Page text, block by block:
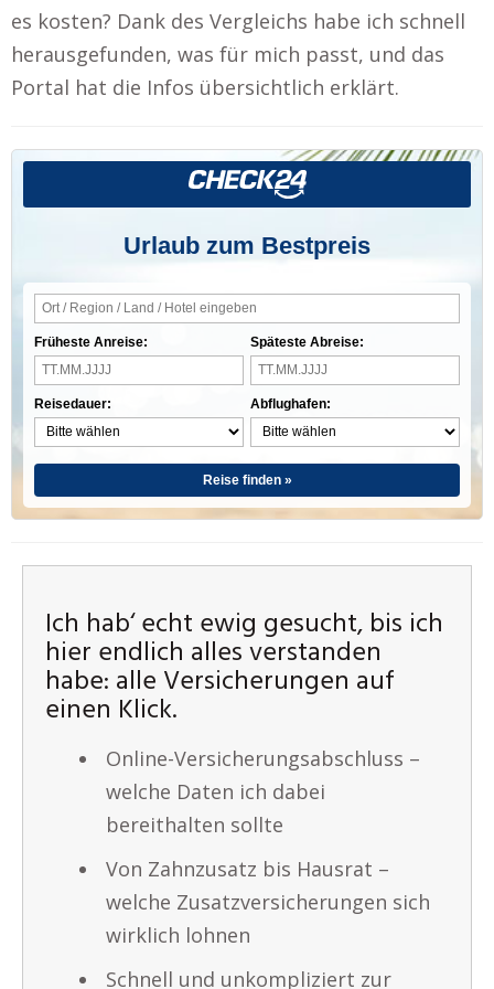
es kosten? Dank des Vergleichs habe ich schnell
herausgefunden, was für mich passt, und das
Portal hat die Infos übersichtlich erklärt.
Urlaub zum Bestpreis
Früheste Anreise:
Reisedauer:
Späteste Abreise:
Abflughafen:
Reise finden »
Ich hab‘ echt ewig gesucht, bis ich
hier endlich alles verstanden
habe: alle Versicherungen auf
einen Klick.
Online-Versicherungsabschluss –
welche Daten ich dabei
bereithalten sollte
Von Zahnzusatz bis Hausrat –
welche Zusatzversicherungen sich
wirklich lohnen
Schnell und unkompliziert zur